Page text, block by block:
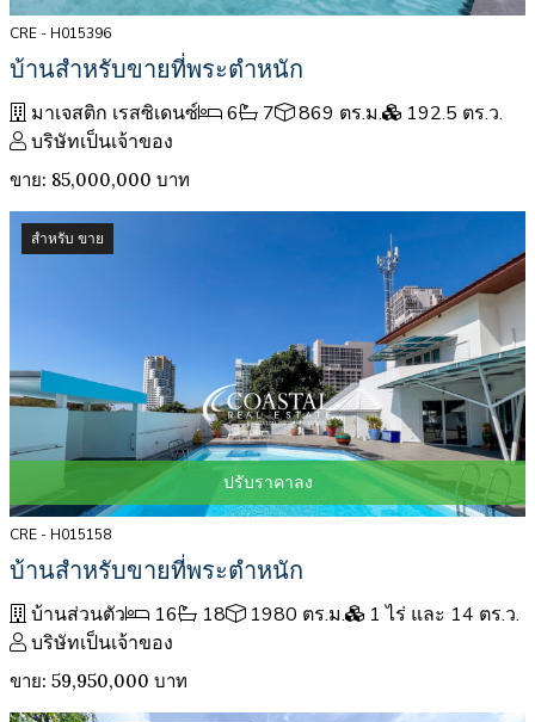
CRE - H015396
บ้านสำหรับขายที่พระตำหนัก
มาเจสติก เรสซิเดนซ์ 6 7 869 ตร.ม.
192.5 ตร.ว.
บริษัทเป็นเจ้าของ
ขาย: 85,000,000 บาท
สำหรับ ขาย
ปรับราคาลง
CRE - H015158
บ้านสำหรับขายที่พระตำหนัก
บ้านส่วนตัว 16 18 1980 ตร.ม.
1 ไร่ และ 14 ตร.ว.
บริษัทเป็นเจ้าของ
ขาย: 59,950,000 บาท